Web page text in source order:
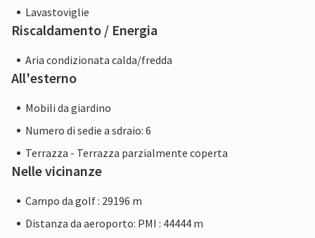
Lavastoviglie
Riscaldamento / Energia
Aria condizionata calda/fredda
All'esterno
Mobili da giardino
Numero di sedie a sdraio: 6
Terrazza - Terrazza parzialmente coperta
Nelle vicinanze
Campo da golf : 29196 m
Distanza da aeroporto: PMI : 44444 m